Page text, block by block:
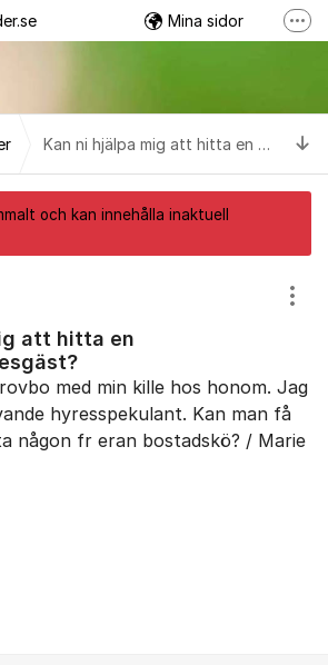
Mina sidor
Kan ni hjälpa mig att hitta en andrahandshyresgäst?
och kan innehålla inaktuell
att hitta en
med min kille hos honom. Jag
hyresspekulant. Kan man få
någon fr eran bostadskö? / Marie